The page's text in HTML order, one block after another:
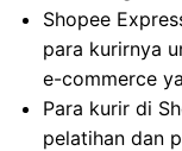
Shopee
para kurirnya
e-commerce
Para kurir di
pelatihan dan